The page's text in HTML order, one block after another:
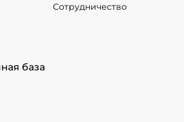
Сотрудничество
база